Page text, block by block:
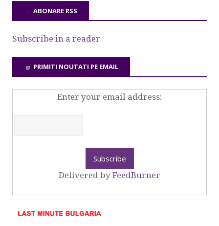
ABONARE RSS
Subscribe in a reader
PRIMITI NOUTATI PE EMAIL
Enter your email address:
Delivered by FeedBurner